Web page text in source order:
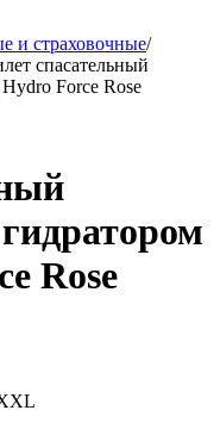
и страховочные/
спасательный
Force Rose
Rose